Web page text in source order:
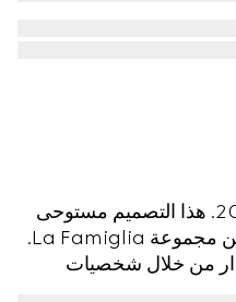
نقدم مجموعة ربيع وصيف 2026. هذا التصميم مستوحى
من إطلالة "La Gallerista" من مجموعة La Famiglia.
من خلال شخصيات